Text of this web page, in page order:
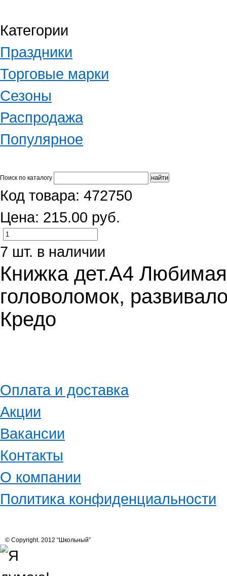
Категории
Праздники
Торговые марки
Сезоны
Распродажа
Популярное
Поиск по каталогу
Код товара: 472750
Цена: 215.00 руб.
7 шт. в наличии
Книжка дет.А4 Любимая
головоломок,
Кредо
Оплата и доставка
Акции
Вакансии
Контакты
О компании
Политика конфиденциальности
© Copyright. 2012 “Школьный”